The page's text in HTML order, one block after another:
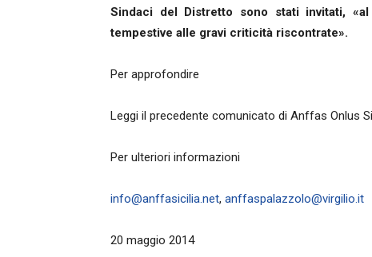
Sindaci del Distretto sono stati invitati,
tempestive alle gravi criticità riscontrate».
Per approfondire
Leggi il precedente comunicato di Anffas Onlus
Per ulteriori informazioni
info@anffasicilia.net, anffaspalazzolo@virgilio.it
20 maggio 2014